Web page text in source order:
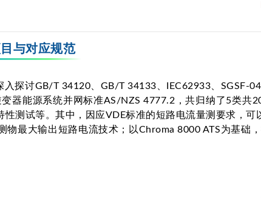
与对应规范
探讨GB/T 34120、GB/T 34133、IEC62933、SGSF-
器能源系统并网标准AS/NZS 4777.2，共归纳了5类共
性测试等。其中，因应VDE标准的短路电流量测要求，
物最大输出短路电流技术；以Chroma 8000 ATS为基